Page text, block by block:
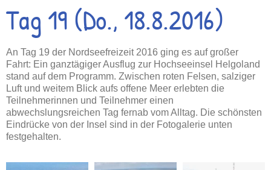
Tag 19 (Do., 18.8.2016)
An Tag 19 der Nordseefreizeit 2016 ging es auf großer
Fahrt: Ein ganztägiger Ausflug zur Hochseeinsel Helgoland
stand auf dem Programm. Zwischen roten Felsen, salziger
Luft und weitem Blick aufs offene Meer erlebten die
Teilnehmerinnen und Teilnehmer einen
abwechslungsreichen Tag fernab vom Alltag. Die schönsten
Eindrücke von der Insel sind in der Fotogalerie unten
festgehalten.